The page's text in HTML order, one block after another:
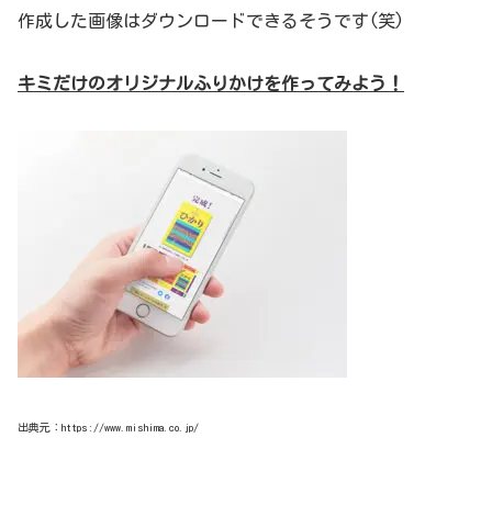
作成した画像はダウンロードできるそうです(笑)
キミだけのオリジナルふりかけを作ってみよう！
出典元：https://www.mishima.co.jp/